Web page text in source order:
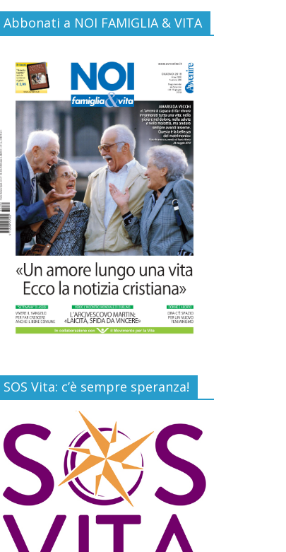
Commenti disabilitati
risposta di Federvita
Emilia Romagna al
suicidio assistito per
legge
25 Luglio 2026
Commenti disabilitati
Gino Soldera nominato
Membro della “Hall of
Honor Prenatal
Sciences 2026”
16 Luglio 2026
Commenti disabilitati
Carlo Casini, “giusto”
perché testimone della
carità sociale
7 Agosto 2026
Commenti disabilitati
Abbonati a NOI FAMIGLIA & VITA
SOS Vita: c’è sempre speranza!